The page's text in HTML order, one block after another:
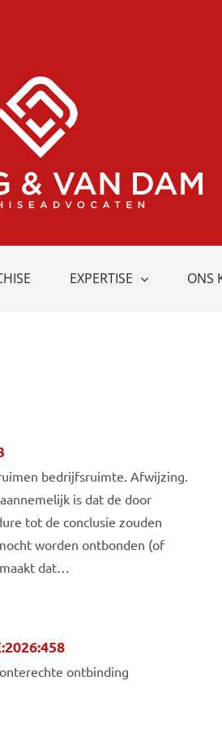
EXPERTISE ONS
bedrijfsruimte. Afwijzing.
is dat de door
tot de conclusie zouden
worden ontbonden (of
dat…
ontbinding